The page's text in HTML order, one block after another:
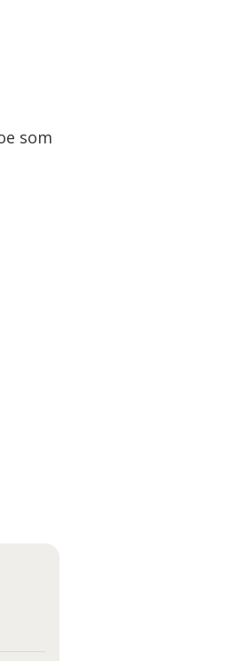
som